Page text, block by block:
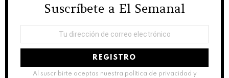
NEWSLETTER
Suscríbete a El Semanal
Al suscribirte aceptas nuestra política de privacidad y